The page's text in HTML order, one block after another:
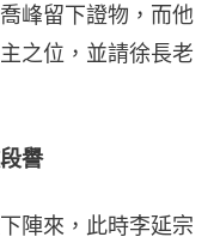
峰留下證物，而他
之位，並請徐長老
譽
陣來，此時李延宗